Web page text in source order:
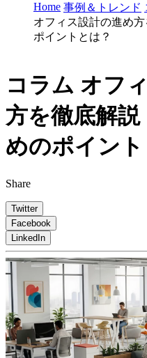
Home 事例＆トレンド
オフィス設計の進め
ポイントとは？
コラム オフ
方を徹底解
めのポイント
Share
Twitter
Facebook
LinkedIn